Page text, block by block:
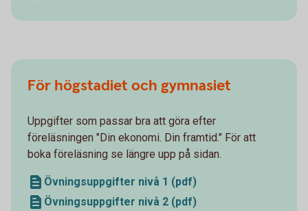
För högstadiet och gymnasiet
Uppgifter som passar bra att göra efter
föreläsningen "Din ekonomi. Din framtid." För att
boka föreläsning se längre upp på sidan.
Övningsuppgifter nivå 1 (pdf)
Övningsuppgifter nivå 2 (pdf)